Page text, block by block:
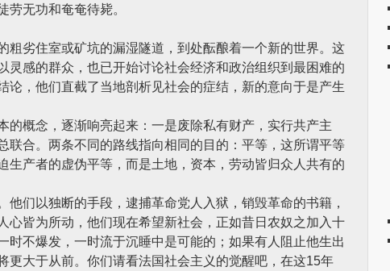
劳无功和奄奄待毙。
劣住室或矿坑的漏湿隧道，到处酝酿着一个新的世界。这
感的群众，也已开始讨论社会经济和政治组织到最困难的
论，他们直截了当地剖析见社会的症结，新的意向于是产生
概念，逐渐响亮起来：一是废除私有财产，实行共产主
联合。两条不同的路线指向相同的目的：平等，这所谓平等
产者的虚伪平等，而是土地，资本，劳动皆归众人共有的
们以独断的手段，逮捕革命党人入狱，销毁革命的书籍，
心皆为所动，他们现在希望新社会，正如昔日农奴之加入十
不爆发，一时流于沉睡中是可能的；如果有人阻止他生出
更大于从前。你们请看法国社会主义的觉醒吧，在这15年